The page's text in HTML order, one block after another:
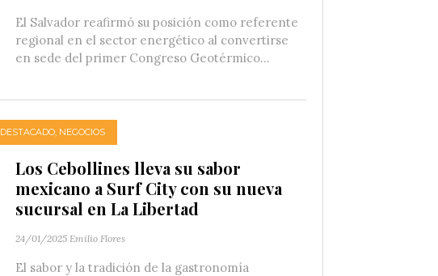
El Salvador reafirmó su posición como referente
regional en el sector energético al convertirse
en sede del primer Congreso Geotérmico...
DESTACADO, NEGOCIOS
Los Cebollines lleva su sabor
mexicano a Surf City con su nueva
sucursal en La Libertad
24/01/2025 Emilio Flores
El sabor y la tradición de la gastronomía